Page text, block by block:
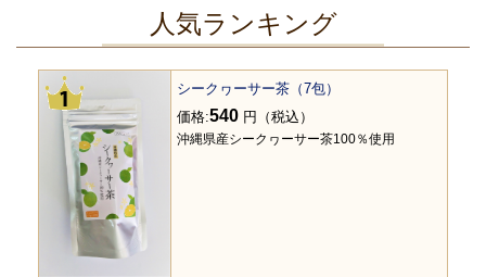
人気ランキング
シークヮーサー茶（7包）
価格:540 円（税込）
沖縄県産シークヮーサー茶100％使用